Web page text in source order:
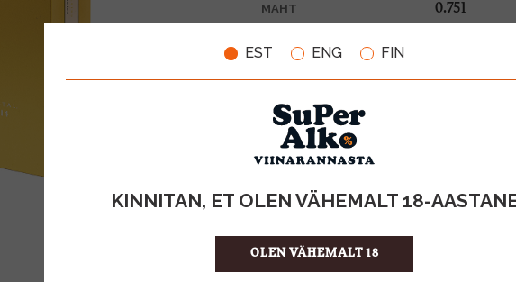
EST ENG FIN
KINNITAN, ET OLEN VÄHEMALT 18-
OLEN VÄHEMALT 18
MAHT 0.75l
TOOTE LIIK KPN-
ÜHIKU HIND